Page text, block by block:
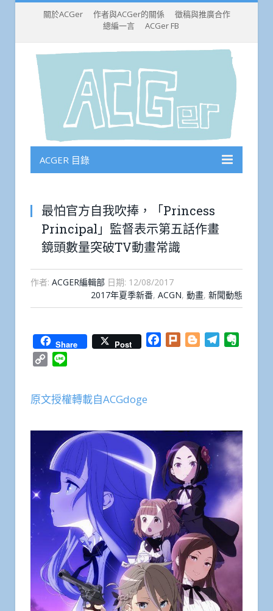
關於ACGer 作者與ACGer的關係
徵稿與推廣合作
總編一言
ACGer FB
ACGER 目錄
最怕官方自我吹捧，「Princess
Principal」監督表示第五話作畫
鏡頭數量突破TV動畫常識
作者: ACGER編輯部 日期: 12/08/2017
2017年夏季新番, ACGN, 動畫, 新聞動態
Share Post Facebook
Plurk BloggerTelegram
Copy
原文授權轉載自ACGdoge